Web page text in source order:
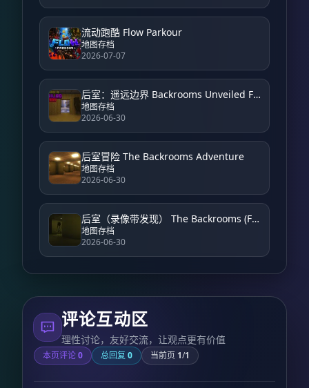
流动跑酷 Flow Parkour
地图存档
2026-07-07
后室：遥远边界 Backrooms Unveiled Farside
地图存档
2026-06-30
后室冒险 The Backrooms Adventure
地图存档
2026-06-30
后室（录像带发现） The Backrooms (Found Footage)
地图存档
2026-06-30
评论互动区
理性讨论，友好交流，让观点更有价值
本页评论0 总回复 0 当前页 1/1